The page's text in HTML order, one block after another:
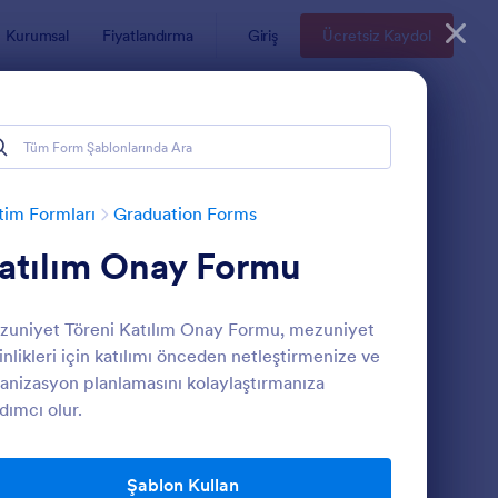
Kurumsal Fiyatlandırma Giriş Ücretsiz Kaydol
Formları Graduation Forms
Onay Formu
Töreni Katılım Onay Formu, mezuniyet
için katılımı önceden netleştirmenize ve
planlamasını kolaylaştırmanıza
olur.
Şablon Kullan
Temizleme Formu 🎓